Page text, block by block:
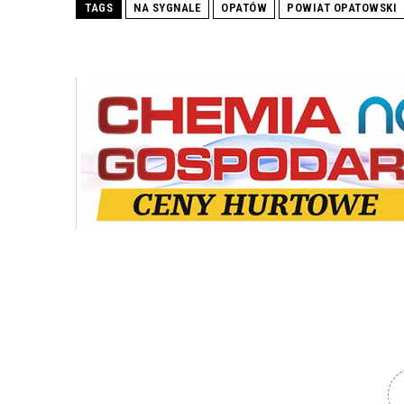
TAGS NA SYGNALE OPATÓW POWIAT OPATOWSKI